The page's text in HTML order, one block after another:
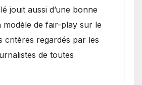
jouit aussi d’une bonne
modèle de fair-play sur le
critères regardés par les
de toutes